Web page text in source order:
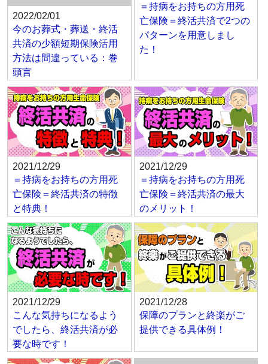
2022/02/01
今のお葬式・葬送・終活
共済の少額短期保険活用
方法は間違っている：巻
頭言
＝持病をお持ちの方用死
亡保険＝終活共済で2つの
パターンを用意しまし
た！
2021/12/29
＝持病をお持ちの方用死
亡保険＝終活共済の特徴
と特典！
2021/12/29
＝持病をお持ちの方用死
亡保険＝終活共済の最大
のメリット！
2021/12/29
こんな気持ちになるよう
でしたら、終活共済が必
要な時です！
2021/12/28
保障のプランと終楽がご
提供できる具体例！